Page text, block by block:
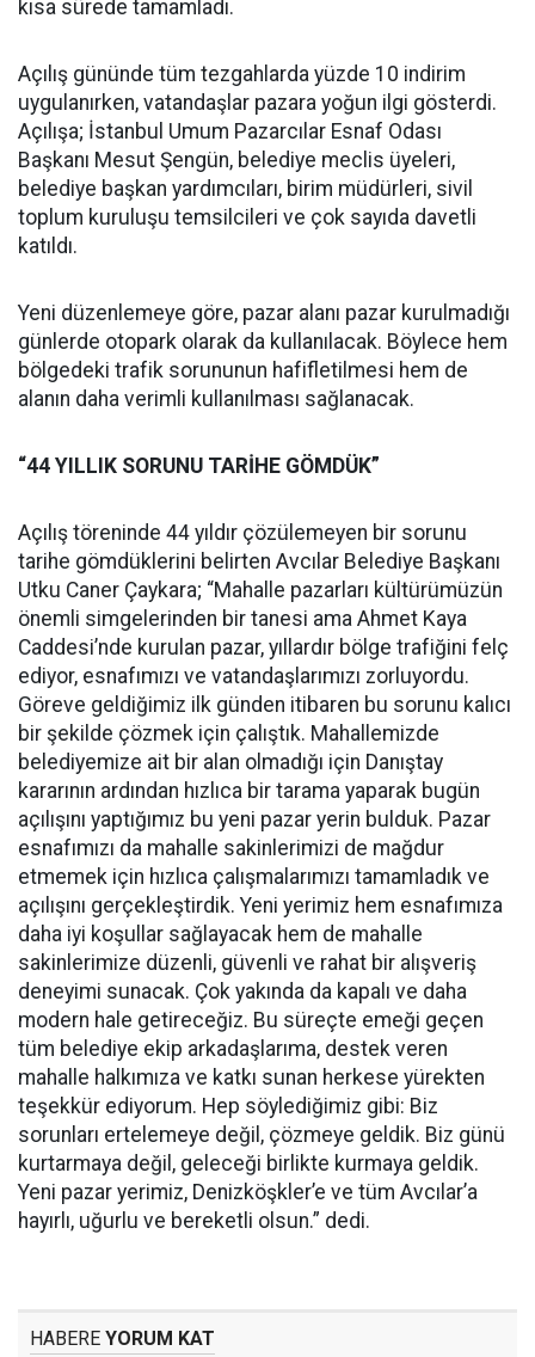
kısa sürede tamamladı.
Açılış gününde tüm tezgahlarda yüzde 10 indirim
uygulanırken, vatandaşlar pazara yoğun ilgi gösterdi.
Açılışa; İstanbul Umum Pazarcılar Esnaf Odası
Başkanı Mesut Şengün, belediye meclis üyeleri,
belediye başkan yardımcıları, birim müdürleri, sivil
toplum kuruluşu temsilcileri ve çok sayıda davetli
katıldı.
Yeni düzenlemeye göre, pazar alanı pazar kurulmadığı
günlerde otopark olarak da kullanılacak. Böylece hem
bölgedeki trafik sorununun hafifletilmesi hem de
alanın daha verimli kullanılması sağlanacak.
“44 YILLIK SORUNU TARİHE GÖMDÜK”
Açılış töreninde 44 yıldır çözülemeyen bir sorunu
tarihe gömdüklerini belirten Avcılar Belediye Başkanı
Utku Caner Çaykara; “Mahalle pazarları kültürümüzün
önemli simgelerinden bir tanesi ama Ahmet Kaya
Caddesi’nde kurulan pazar, yıllardır bölge trafiğini felç
ediyor, esnafımızı ve vatandaşlarımızı zorluyordu.
Göreve geldiğimiz ilk günden itibaren bu sorunu kalıcı
bir şekilde çözmek için çalıştık. Mahallemizde
belediyemize ait bir alan olmadığı için Danıştay
kararının ardından hızlıca bir tarama yaparak bugün
açılışını yaptığımız bu yeni pazar yerin bulduk. Pazar
esnafımızı da mahalle sakinlerimizi de mağdur
etmemek için hızlıca çalışmalarımızı tamamladık ve
açılışını gerçekleştirdik. Yeni yerimiz hem esnafımıza
daha iyi koşullar sağlayacak hem de mahalle
sakinlerimize düzenli, güvenli ve rahat bir alışveriş
deneyimi sunacak. Çok yakında da kapalı ve daha
modern hale getireceğiz. Bu süreçte emeği geçen
tüm belediye ekip arkadaşlarıma, destek veren
mahalle halkımıza ve katkı sunan herkese yürekten
teşekkür ediyorum. Hep söylediğimiz gibi: Biz
sorunları ertelemeye değil, çözmeye geldik. Biz günü
kurtarmaya değil, geleceği birlikte kurmaya geldik.
Yeni pazar yerimiz, Denizköşkler’e ve tüm Avcılar’a
hayırlı, uğurlu ve bereketli olsun.” dedi.
HABERE YORUM KAT